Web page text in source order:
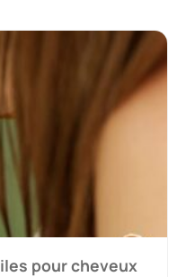
pour cheveux